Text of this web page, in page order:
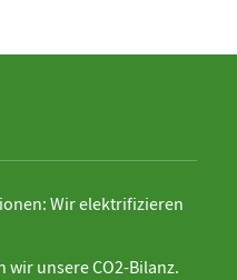
Wir elektrifizieren
wir unsere CO2-Bilanz.